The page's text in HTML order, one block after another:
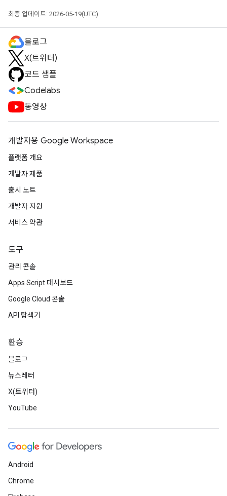
최종 업데이트: 2026-05-19(UTC)
블로그
X(트위터)
코드 샘플
Codelabs
동영상
개발자용 Google Workspace
플랫폼 개요
개발자 제품
출시 노트
개발자 지원
서비스 약관
도구
관리 콘솔
Apps Script 대시보드
Google Cloud 콘솔
API 탐색기
환승
블로그
뉴스레터
X(트위터)
YouTube
Android
Chrome